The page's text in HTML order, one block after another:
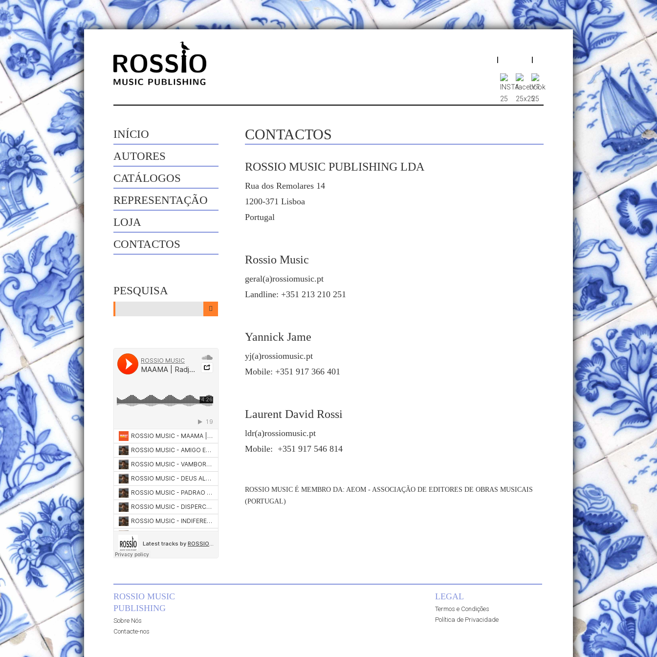
INÍCIO
AUTORES
CATÁLOGOS
REPRESENTAÇÃO
LOJA
CONTACTOS
PESQUISA
CONTACTOS
ROSSIO MUSIC PUBLISHING LDA
Rua dos Remolares 14
1200-371 Lisboa
Portugal
Rossio Music
geral(a)rossiomusic.pt
Landline: +351 213 210 251
Yannick Jame
yj(a)rossiomusic.pt
Mobile: +351 917 366 401
Laurent David Rossi
ldr(a)rossiomusic.pt
Mobile: +351 917 546 814
ROSSIO MUSIC É MEMBRO DA: AEOM - ASSOCIAÇÃO DE EDITORES DE OBRAS MUSICAIS
(PORTUGAL)
ROSSIO MUSIC
PUBLISHING
Sobre Nós
Contacte-nos
LEGAL
Termos e Condições
Política de Privacidade